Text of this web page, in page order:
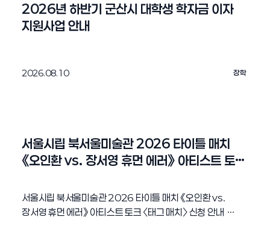
국립공원 내 시설물 변화 탐지 & 해안 쓰레기 탐지
- 참가 접수 및 팀 빌딩: 2026. 7. 31. (금) ~ 10. 6. (화)
참여방법: -참여 링크:
2026년 하반기 군산시 대학생 학자금 이자
지원사업 안내
2026.08.10 장학
서울시립 북서울미술관 2026 타이틀 매치
《오인환 vs. 장서영 휴먼 에러》 아티스트 토크
서울시립 북서울미술관 2026 타이틀 매치 《오인환 vs.
장서영 휴먼 에러》 아티스트 토크 〈태그 매치〉 신청 안내